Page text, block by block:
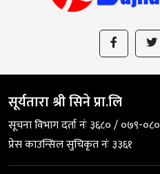
सूर्यतारा श्री सिने प्रा.लि
सूचना विभाग दर्ता नंः ३६८० / ०७९-०८०
प्रेस काउन्सिल सुचिकृत नंः ३३६१